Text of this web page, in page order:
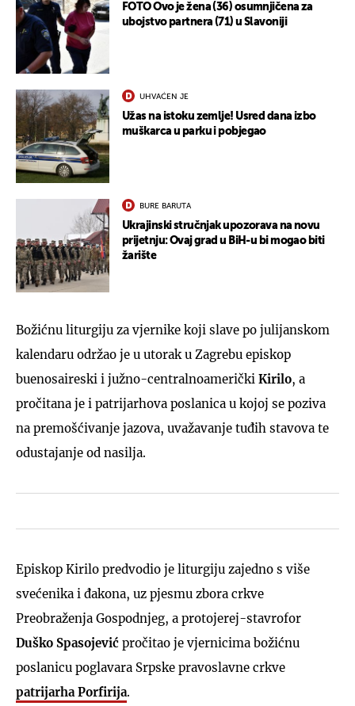
FOTO Ovo je žena (36) osumnjičena za
ubojstvo partnera (71) u Slavoniji
UHVAĆEN JE
Užas na istoku zemlje! Usred dana izbo
muškarca u parku i pobjegao
BURE BARUTA
Ukrajinski stručnjak upozorava na novu
prijetnju: Ovaj grad u BiH-u bi mogao biti
žarište
Božićnu liturgiju za vjernike koji slave po julijanskom
kalendaru održao je u utorak u Zagrebu episkop
buenosaireski i južno-centralnoamerički Kirilo, a
pročitana je i patrijarhova poslanica u kojoj se poziva
na premošćivanje jazova, uvažavanje tuđih stavova te
odustajanje od nasilja.
Episkop Kirilo predvodio je liturgiju zajedno s više
svećenika i đakona, uz pjesmu zbora crkve
Preobraženja Gospodnjeg, a protojerej-stavrofor
Duško Spasojević pročitao je vjernicima božićnu
poslanicu poglavara Srpske pravoslavne crkve
patrijarha Porfirija.